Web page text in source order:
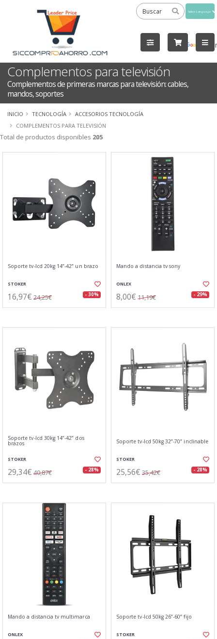
by
Complementos para televisión
Complementos de primeras marcas para televisión: cables,
mandos, soportes
INICIO TECNOLOGÍA
ACCESORIOS TECNOLOGÍA
COMPLEMENTOS PARA TELEVISIÓN
Total de productos disponibles 205
Soporte tv-lcd 20kg 14”-42” un brazo
STOKER
16,97€ 24,25€ - 30%
Mando a distancia tv sony
ONLEX
8,00€ 11,19€ - 29%
Soporte tv-lcd 30kg 14”-42” dos
brazos
STOKER
29,34€ 40,87€ - 28%
Soporte tv-lcd 50kg 32”-70” inclinable
STOKER
25,56€ 35,42€ - 28%
Mando a distancia tv multimarca
ONLEX
Soporte tv-lcd 50kg 26”-60” fijo
STOKER